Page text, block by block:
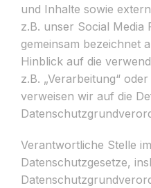
und Inhalte sowie
z.B. unser Social
gemeinsam bezeichnet
Hinblick auf die
z.B. „Verarbeitung“
verweisen wir auf die
Verantwortliche Stelle
Datenschutzgesetze,